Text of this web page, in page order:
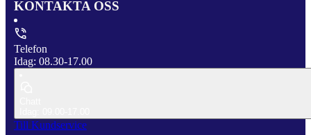
KONTAKTA OSS
Telefon
Idag: 08.30-17.00
Till Kundservice